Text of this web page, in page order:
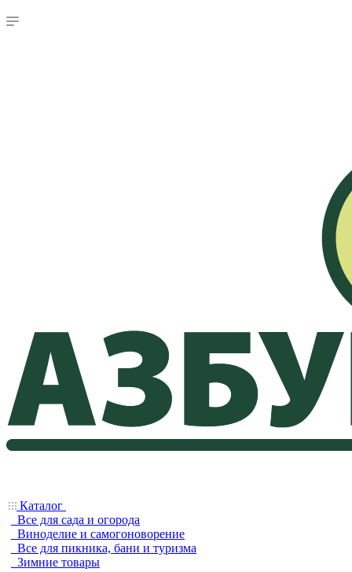
Каталог
Все для сада и огорода
Виноделие и самогоноворение
Все для пикника, бани и туризма
Зимние товары